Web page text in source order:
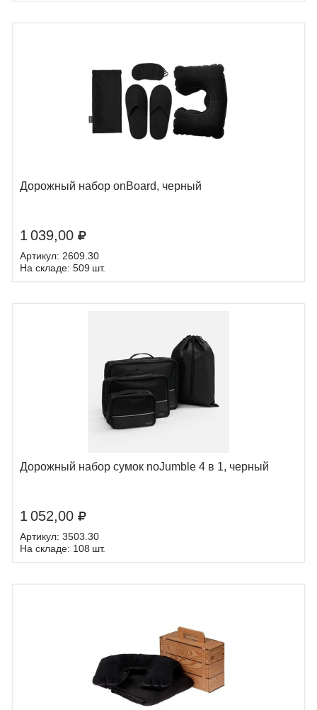
Дорожный набор onBoard, черный
1 039,00
Артикул: 2609.30
На складе: 509 шт.
Дорожный набор сумок noJumble 4 в 1, черный
1 052,00
Артикул: 3503.30
На складе: 108 шт.